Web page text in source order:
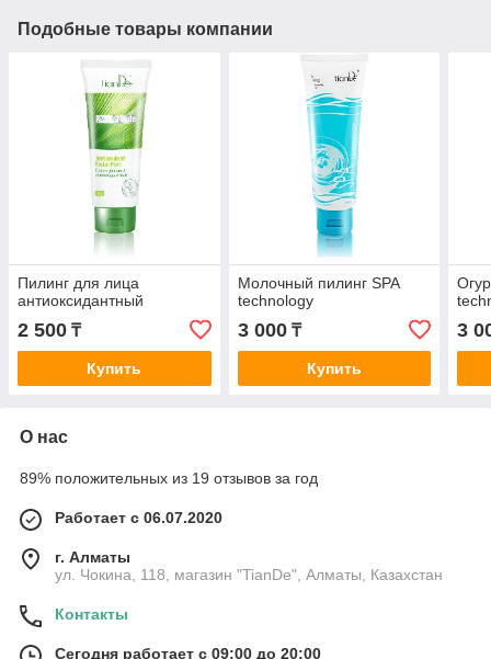
Подобные товары компании
Пилинг для лица
антиоксидантный
2 500 ₸
Купить
Молочный пилинг SPA
technology
3 000₸
Купить
3
О нас
89% положительных из 19 отзывов за год
Работает с 06.07.2020
г. Алматы
ул. Чокина, 118, магазин "TianDe", Алматы, Казахстан
Контакты
Сегодня работает с 09:00 до 20:00